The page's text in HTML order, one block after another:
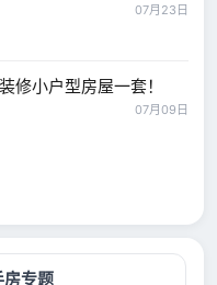
07月23日
修小户型房屋一套！
07月09日
房专题